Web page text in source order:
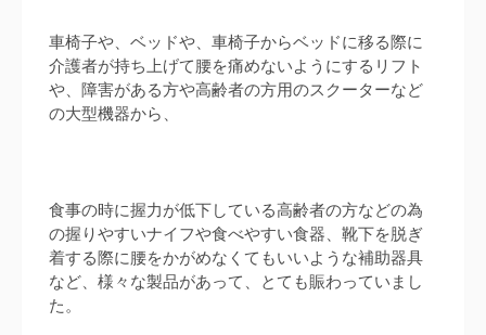
車椅子や、ベッドや、車椅子からベッドに移る際に
介護者が持ち上げて腰を痛めないようにするリフト
や、障害がある方や高齢者の方用のスクーターなど
の大型機器から、
食事の時に握力が低下している高齢者の方などの為
の握りやすいナイフや食べやすい食器、靴下を脱ぎ
着する際に腰をかがめなくてもいいような補助器具
など、様々な製品があって、とても賑わっていまし
た。